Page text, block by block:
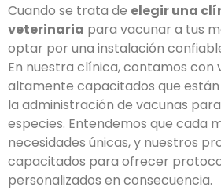
Cuando se trata de elegir una
veterinaria para vacunar a tus
optar por una instalación
En nuestra clínica, contamos con
altamente capacitados que
la administración de vacunas
especies. Entendemos que cada
necesidades únicas, y nuestros
capacitados para ofrecer
personalizados en consecuencia.